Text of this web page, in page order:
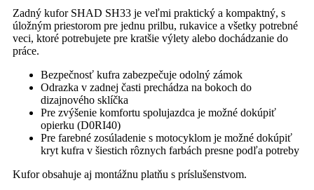
Zadný kufor SHAD SH33 je veľmi praktický a kompaktný, s
úložným priestorom pre jednu prilbu, rukavice a všetky potrebné
veci, ktoré potrebujete pre kratšie výlety alebo dochádzanie do
práce.
Bezpečnosť kufra zabezpečuje odolný zámok
Odrazka v zadnej časti prechádza na bokoch do
dizajnového sklíčka
Pre zvýšenie komfortu spolujazdca je možné dokúpiť
opierku (D0RI40)
Pre farebné zosúladenie s motocyklom je možné dokúpiť
kryt kufra v šiestich rôznych farbách presne podľa potreby
Kufor obsahuje aj montážnu platňu s príslušenstvom.